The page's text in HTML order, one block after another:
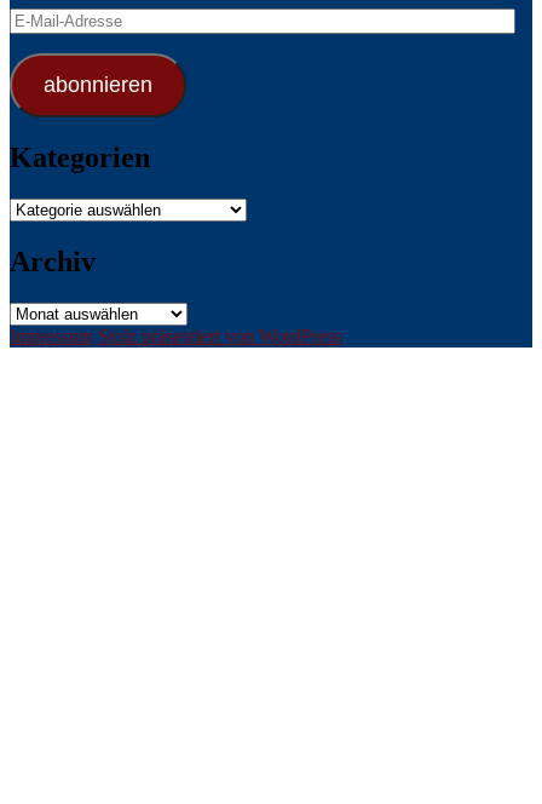
E-
Mail-
Adresse
abonnieren
Kategorien
Kategorien
Archiv
Archiv
Impressum Stolz präsentiert von WordPress